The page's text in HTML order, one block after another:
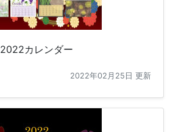
2022カレンダー
2022年02月25日 更新